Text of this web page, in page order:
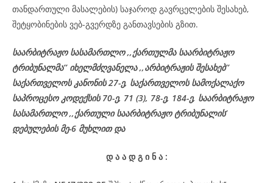
თანდართული მასალების) საჯაროდ გავრცელების შესახებ,
შეტყობინების ვებ-გვერდზე განთავსების გზით.
საარბიტრაჟო სასამართლო ,,ქართულმა საარბიტრაჟო
ტრიბუნალმა’’ იხელმძღვანელა,,არბიტრაჟის შესახებ’’
საქართველოს კანონის 27-ე, საქართველოს სამოქალაქო
საპროცესო კოდექსის 70-ე, 71 (3), 78-ე, 184-ე, საარბიტრაჟო
სასამართლო ,,ქართული საარბიტრაჟო ტრიბუნალის’
დებულების მე-6 მუხლით და
დ ა ა დ გ ი ნ ა :